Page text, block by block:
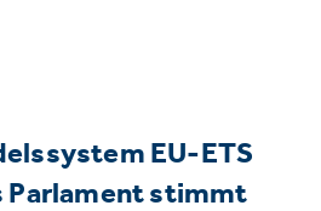
EU-ETS
Parlament stimmt